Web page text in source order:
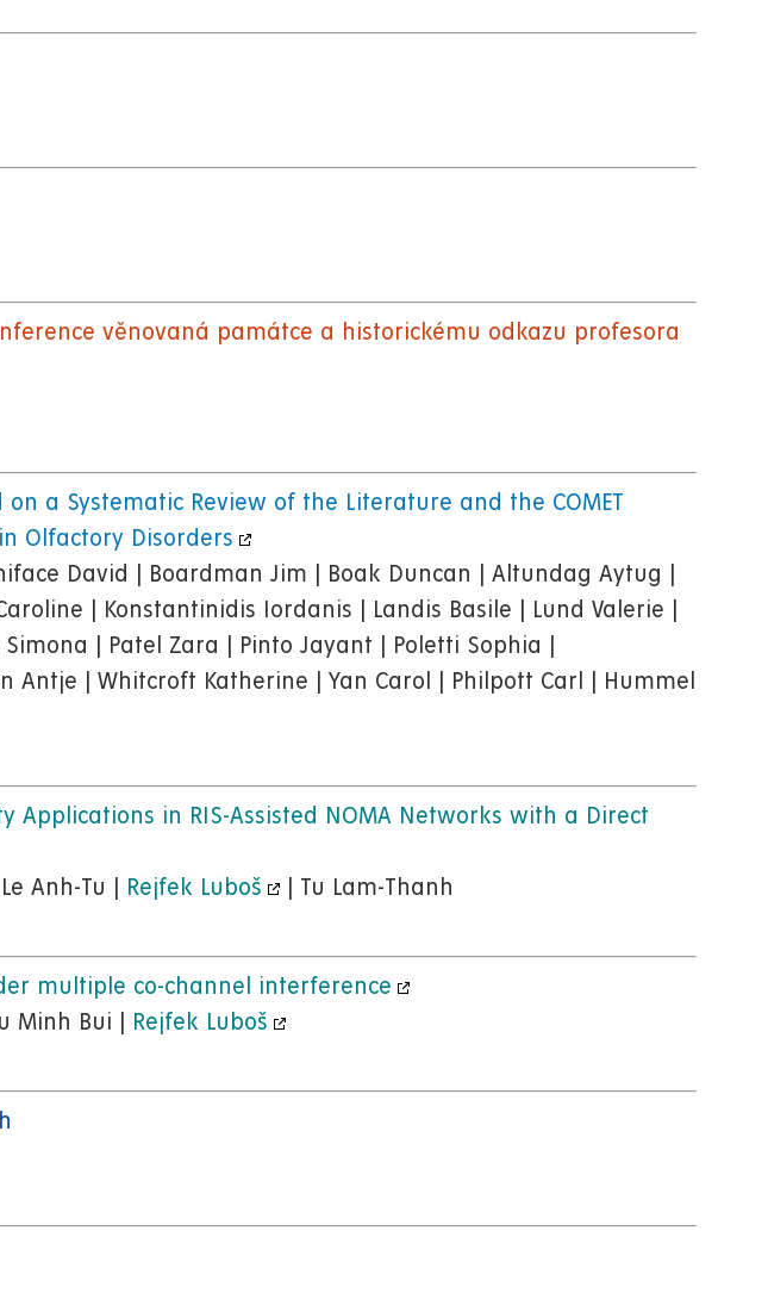
věnovaná památce a historickému odkazu profesora
a Systematic Review of the Literature and the COMET
Olfactory Disorders
David | Boardman Jim | Boak Duncan | Altundag Aytug |
| Konstantinidis Iordanis | Landis Basile | Lund Valerie |
| Patel Zara | Pinto Jayant | Poletti Sophia |
Antje | Whitcroft Katherine | Yan Carol | Philpott Carl | Hummel
in RIS-Assisted NOMA Networks with a Direct
Anh-Tu |
Rejfek Luboš
| Tu Lam-Thanh
multiple co-channel interference
Minh Bui |
Rejfek Luboš